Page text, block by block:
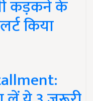
कड़कने के
किया